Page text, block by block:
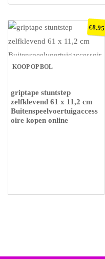
KOOP OP BOL
griptape stuntstep
zelfklevend 61 x 11,2 cm
Buitenspeelvoertuigaccess
oire kopen online
€8.95